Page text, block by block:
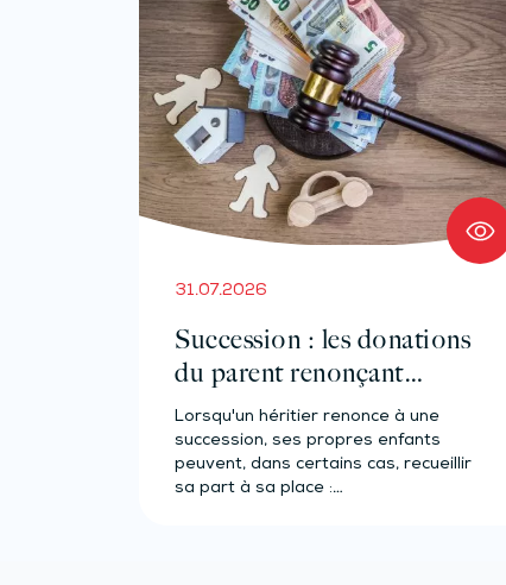
31.07.2026
Succession : les donations
du parent renonçant
comptent-elles ?
Lorsqu'un héritier renonce à une
succession, ses propres enfants
peuvent, dans certains cas, recueillir
sa part à sa place :…